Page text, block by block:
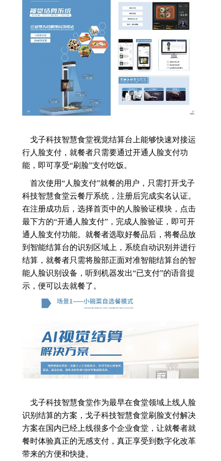
戈子科技智慧食堂视觉结算台上能够快速对接运
行人脸支付，就餐者只需要通过开通人脸支付功
能，即可享受“刷脸”支付吃饭。
首次使用“人脸支付”就餐的用户，只需打开戈子
科技智慧食堂云餐厅系统，注册后完成实名认证。
在注册成功后，选择首页中的人脸验证模块，点击
最下方的“开通人脸支付”，完成人脸验证，即可开
通人脸支付功能。就餐者选取好餐品后，将餐品放
到智能结算台的识别区域上，系统自动识别并进行
结算，就餐者只需将脸部正面对准智能结算台的智
能人脸识别设备，听到机器发出“已支付”的语音提
示，便可以去就餐了。
戈子科技智慧食堂作为最早在食堂领域上线人脸
识别结算的方案，戈子科技智慧食堂刷脸支付解决
方案在国内已经上线很多个企业食堂，让就餐者就
餐时体验真正的无感支付，真正享受到数字化改革
带来的方便和快捷。